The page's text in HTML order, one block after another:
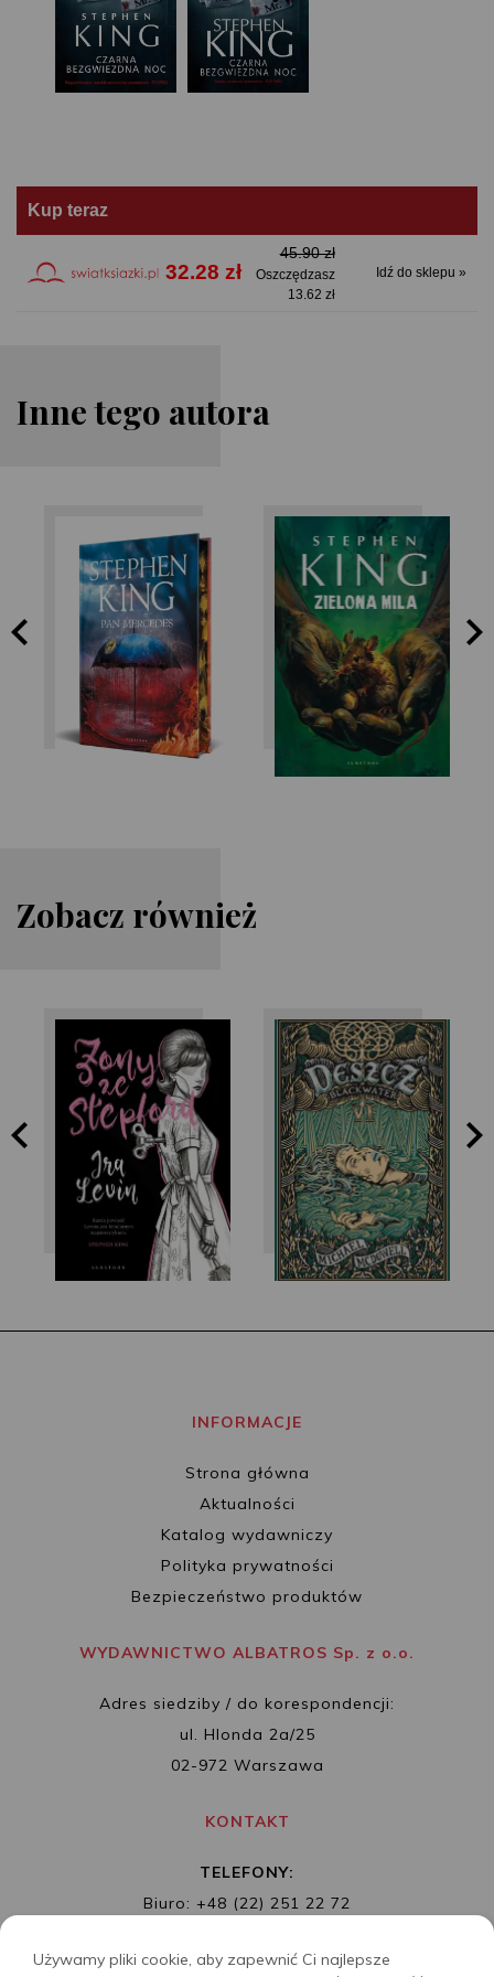
Kup teraz
32.28 zł
45.90 zł
Oszczędzasz
13.62 zł
Idź do sklepu »
Inne tego autora
Stephen King Stephen King
Zobacz również
Ira Levin Michael McDowell
INFORMACJE
Strona główna
Aktualności
Katalog wydawniczy
Polityka prywatności
Bezpieczeństwo produktów
WYDAWNICTWO ALBATROS Sp. z o.o.
Adres siedziby / do korespondencji:
ul. Hlonda 2a/25
02-972 Warszawa
KONTAKT
TELEFONY:
Biuro: +48 (22) 251 22 72
Używamy pliki cookie, aby zapewnić Ci najlepsze